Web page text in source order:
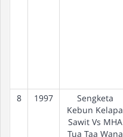
8 1997
Sengketa
Kebun Kelapa
Sawit Vs MHA
Tua Taa Wana